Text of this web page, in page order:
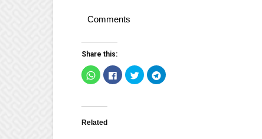
Comments
Share this:
Click
to
share
(Opens
new
Click
to
share
Click
to
share
Click
to
Related